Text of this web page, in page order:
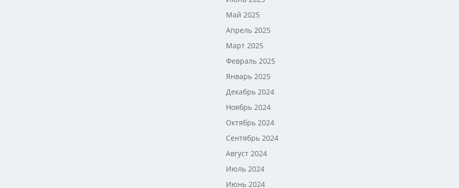
Май 2025
Апрель 2025
Март 2025
Февраль 2025
Январь 2025
Декабрь 2024
Ноябрь 2024
Октябрь 2024
Сентябрь 2024
Август 2024
Июль 2024
Июнь 2024